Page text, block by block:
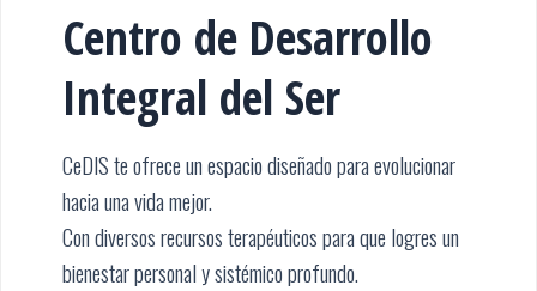
Centro de Desarrollo
Integral del Ser
CeDIS te ofrece un espacio diseñado para evolucionar
hacia una vida mejor.
Con diversos recursos terapéuticos para que logres un
bienestar personal y sistémico profundo.